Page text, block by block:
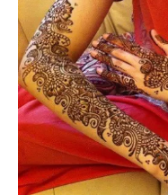
CONTACTO